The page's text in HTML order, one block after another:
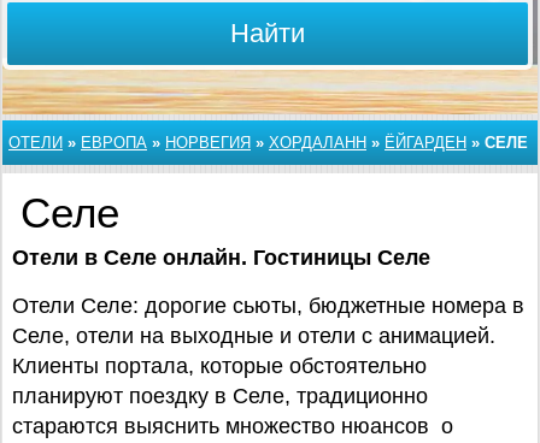
Найти
ОТЕЛИ » ЕВРОПА » НОРВЕГИЯ » ХОРДАЛАНН » ЁЙГАРДЕН » СЕЛЕ
Селе
Отели в Селе онлайн. Гостиницы Селе
Отели Селе: дорогие сьюты, бюджетные номера в
Селе, отели на выходные и отели с анимацией.
Клиенты портала, которые обстоятельно
планируют поездку в Селе, традиционно
стараются выяснить множество нюансов о